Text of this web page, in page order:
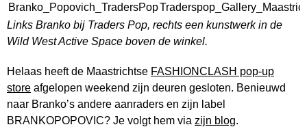
Links Branko bij Traders Pop, rechts een kunstwerk in de
Wild West Active Space boven de winkel.
Helaas heeft de Maastrichtse FASHIONCLASH pop-up
store afgelopen weekend zijn deuren gesloten. Benieuwd
naar Branko’s andere aanraders en zijn label
BRANKOPOPOVIC? Je volgt hem via zijn blog.